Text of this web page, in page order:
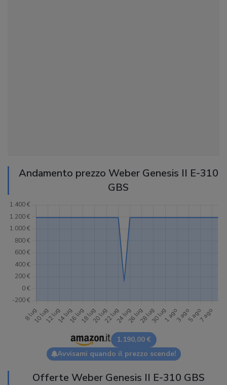
Andamento prezzo Weber Genesis II E-310
GBS
1.190,00 €
Avvisami quando il prezzo scende!
Offerte Weber Genesis II E-310 GBS